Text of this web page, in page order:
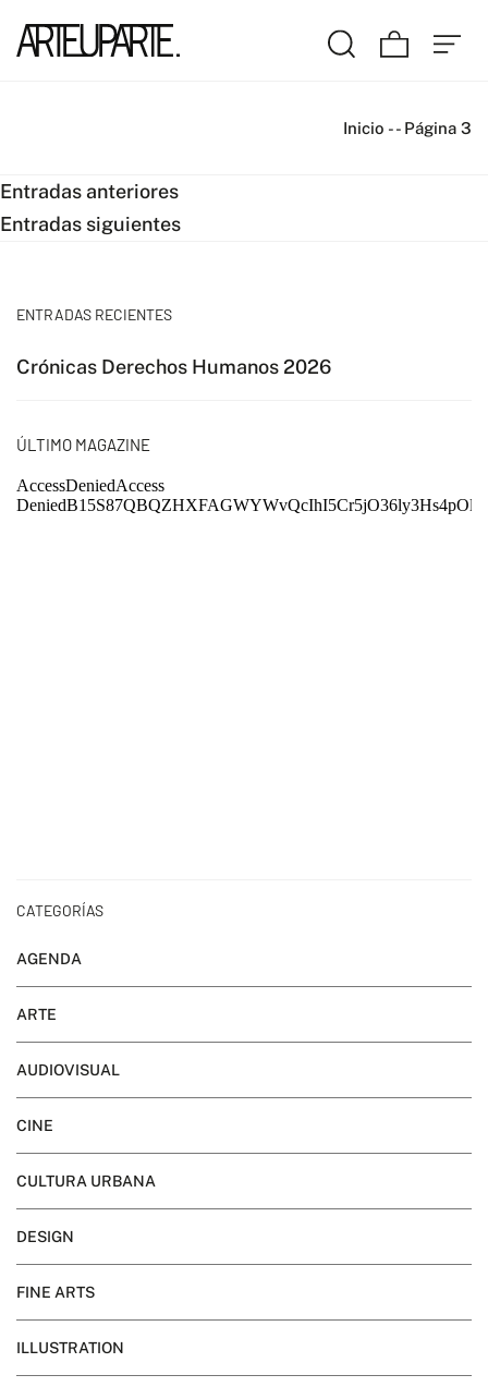
Inicio -- Página 3
Navegación
de
Entradas anteriores
Entradas siguientes
ENTRADAS RECIENTES
Crónicas Derechos Humanos 2026
ÚLTIMO MAGAZINE
CATEGORÍAS
AGENDA
ARTE
AUDIOVISUAL
CINE
CULTURA URBANA
DESIGN
FINE ARTS
ILLUSTRATION